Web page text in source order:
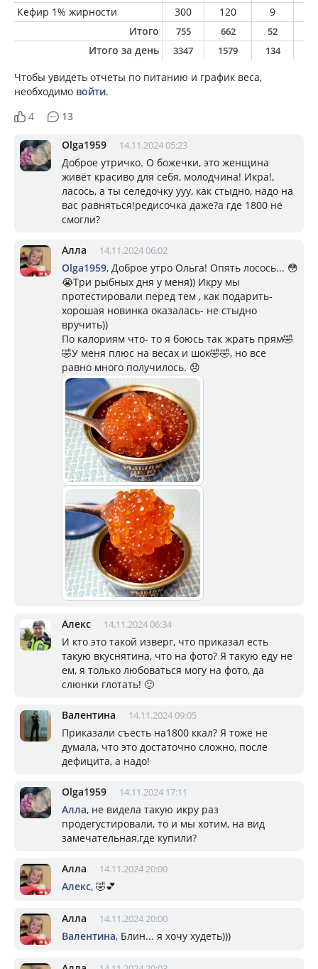
Кефир 1% жирности 300 120 9
Итого
755 662 52
Итого за день 3347 1579 134
Чтобы увидеть отчеты по питанию и график веса,
необходимо войти.
4
13
Olga1959 14.11.2024 05:23
Доброе утричко. О божечки, это женщина
живёт красиво для себя, молодчина! Икра!,
ласось, а ты селедочку ууу, как стыдно, надо на
вас равняться!редисочка даже?а где 1800 не
смогли?
Алла 14.11.2024 06:02
Olga1959, Доброе утро Ольга! Опять лосось... 😳
😭Три рыбных дня у меня)) Икру мы
протестировали перед тем , как подарить-
хорошая новинка оказалась- не стыдно
вручить))
По калориям что- то я боюсь так жрать прям🤣
🤣У меня плюс на весах и шок🤣🤣, но все
равно много получилось. 😞
Алекс 14.11.2024 06:34
И кто это такой изверг, что приказал есть
такую вкуснятина, что на фото? Я такую еду не
ем, я только любоваться могу на фото, да
слюнки глотать! 🙂
Валентина 14.11.2024 09:05
Приказали съесть на1800 ккал? Я тоже не
думала, что это достаточно сложно, после
дефицита, а надо!
Olga1959 14.11.2024 17:11
Алла, не видела такую икру раз
продегустировали, то и мы хотим, на вид
замечательная,где купили?
Алла 14.11.2024 20:00
Алекс, 🤣💕
Алла 14.11.2024 20:00
Валентина, Блин... я хочу худеть)))